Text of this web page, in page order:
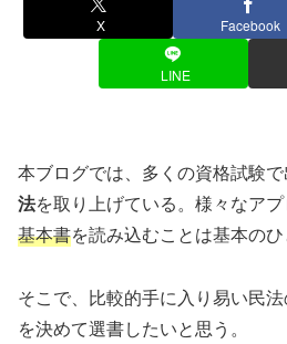
X Facebook
LINE
本ブログでは、多くの資格試験
法を取り上げている。様々なアプ
基本書を読み込むことは基本のひ
そこで、比較的手に入り易い民
を決めて選書したいと思う。